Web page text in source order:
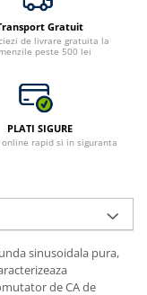
Gratuit
de livrare gratuita la
peste 500 lei
PLATI SIGURE
rapid si in siguranta
sinusoidala pura,
de CA de